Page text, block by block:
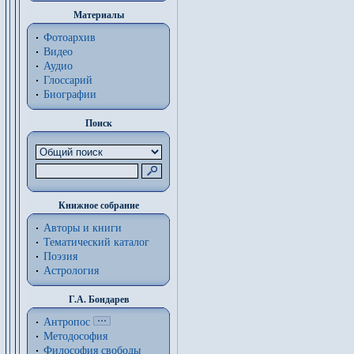
Материалы
Фотоархив
Видео
Аудио
Глоссарий
Биографии
Поиск
Книжное собрание
Авторы и книги
Тематический каталог
Поэзия
Астрология
Г.А. Бондарев
Антропос
Методософия
Философия cвободы